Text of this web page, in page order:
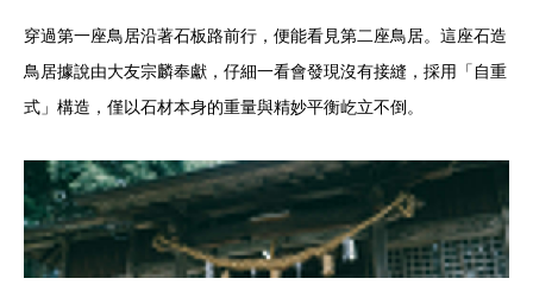
穿過第一座鳥居沿著石板路前行，便能看見第二座鳥居。這座石造
鳥居據說由大友宗麟奉獻，仔細一看會發現沒有接縫，採用「自重
式」構造，僅以石材本身的重量與精妙平衡屹立不倒。